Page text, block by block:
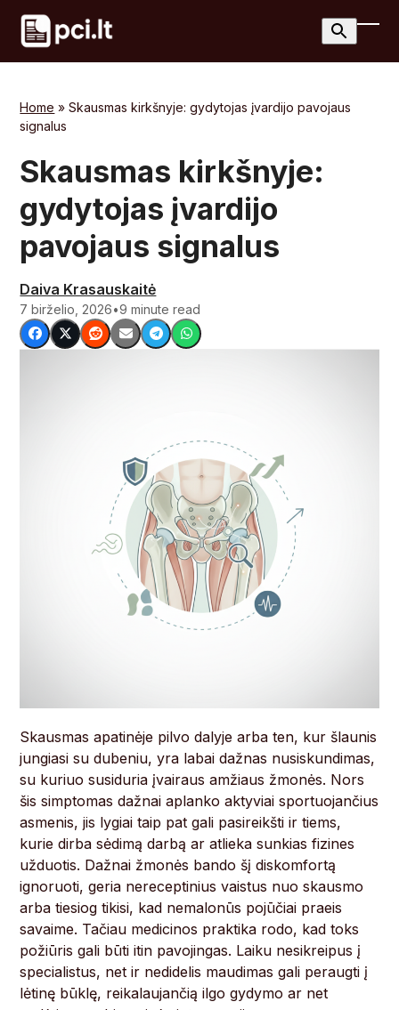
Skip
content
Home »Skausmas kirkšnyje: gydytojas įvardijo pavojaus
signalus
Skausmas kirkšnyje:
gydytojas įvardijo
pavojaus signalus
Daiva Krasauskaitė
7 birželio, 2026•9 minute read
Skausmas apatinėje pilvo dalyje arba ten, kur šlaunis
jungiasi su dubeniu, yra labai dažnas nusiskundimas,
su kuriuo susiduria įvairaus amžiaus žmonės. Nors
šis simptomas dažnai aplanko aktyviai sportuojančius
asmenis, jis lygiai taip pat gali pasireikšti ir tiems,
kurie dirba sėdimą darbą ar atlieka sunkias fizines
užduotis. Dažnai žmonės bando šį diskomfortą
ignoruoti, geria nereceptinius vaistus nuo skausmo
arba tiesiog tikisi, kad nemalonūs pojūčiai praeis
savaime. Tačiau medicinos praktika rodo, kad toks
požiūris gali būti itin pavojingas. Laiku nesikreipus į
specialistus, net ir nedidelis maudimas gali peraugti į
lėtinę būklę, reikalaujančią ilgo gydymo ar net